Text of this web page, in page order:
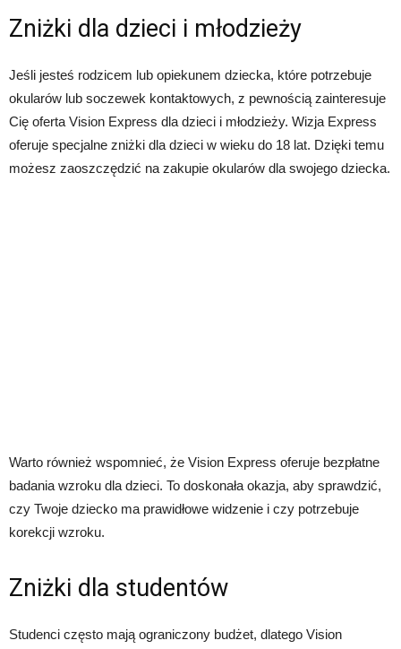
Zniżki dla dzieci i młodzieży
Jeśli jesteś rodzicem lub opiekunem dziecka, które potrzebuje
okularów lub soczewek kontaktowych, z pewnością zainteresuje
Cię oferta Vision Express dla dzieci i młodzieży. Wizja Express
oferuje specjalne zniżki dla dzieci w wieku do 18 lat. Dzięki temu
możesz zaoszczędzić na zakupie okularów dla swojego dziecka.
Warto również wspomnieć, że Vision Express oferuje bezpłatne
badania wzroku dla dzieci. To doskonała okazja, aby sprawdzić,
czy Twoje dziecko ma prawidłowe widzenie i czy potrzebuje
korekcji wzroku.
Zniżki dla studentów
Studenci często mają ograniczony budżet, dlatego Vision